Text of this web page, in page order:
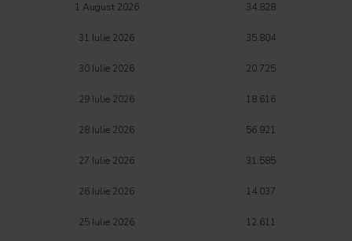
1 August 2026 34.828
31 Iulie 2026 35.804
30 Iulie 2026 20.725
29 Iulie 2026 18.616
28 Iulie 2026 56.921
27 Iulie 2026 31.585
26 Iulie 2026 14.037
25 Iulie 2026 12.611